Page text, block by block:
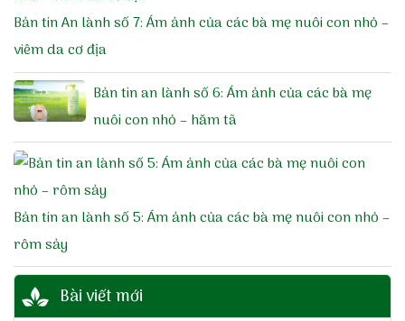
Bản tin An lành số 7: Ám ảnh của các bà mẹ nuôi con nhỏ –
viêm da cơ địa
Bản tin an lành số 6: Ám ảnh của các bà mẹ
nuôi con nhỏ – hăm tã
Bản tin an lành số 5: Ám ảnh của các bà mẹ nuôi con nhỏ –
rôm sảy
Bài viết mới